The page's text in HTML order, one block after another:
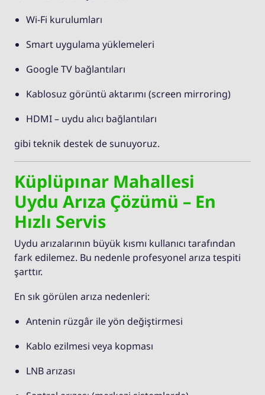
Wi-Fi kurulumları
Smart uygulama yüklemeleri
Google TV bağlantıları
Kablosuz görüntü aktarımı (screen mirroring)
HDMI – uydu alıcı bağlantıları
gibi teknik destek de sunuyoruz.
Küplüpınar Mahallesi
Uydu Arıza Çözümü – En
Hızlı Servis
Uydu arızalarının büyük kısmı kullanıcı tarafından
fark edilemez. Bu nedenle profesyonel arıza tespiti
şarttır.
En sık görülen arıza nedenleri:
Antenin rüzgâr ile yön değiştirmesi
Kablo ezilmesi veya kopması
LNB arızası